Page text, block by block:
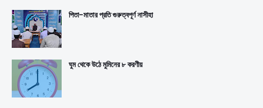
পিতা-মাতার প্রতি গুরুত্বপূর্ণ নাসীহা
ঘুম থেকে উঠে মুমিনের ৮ করণীয়